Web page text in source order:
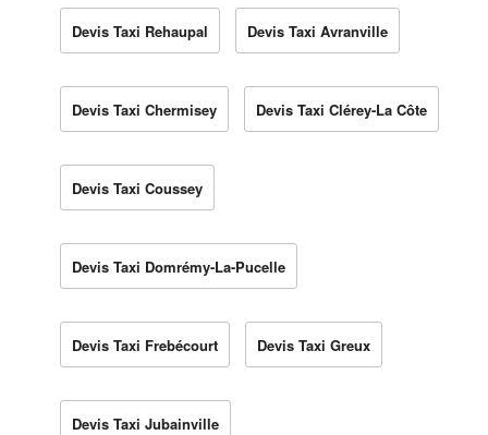
Devis Taxi Rehaupal Devis Taxi Avranville
Devis Taxi Chermisey Devis Taxi Clérey-La Côte
Devis Taxi Coussey
Devis Taxi Domrémy-La-Pucelle
Devis Taxi Frebécourt Devis Taxi Greux
Devis Taxi Jubainville